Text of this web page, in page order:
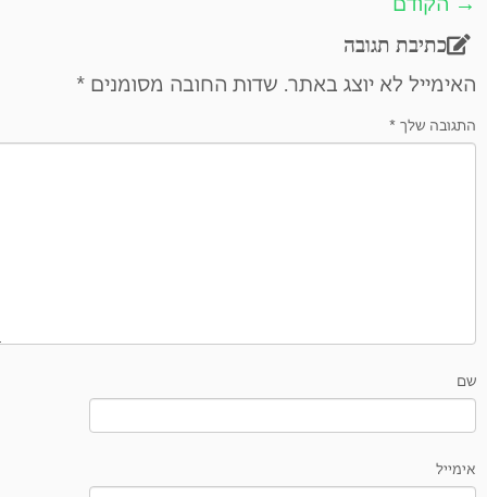
כתיבת תגובה
האימייל לא יוצג באתר. שדות החובה מסומנים *
התגובה שלך *
שם
אימייל